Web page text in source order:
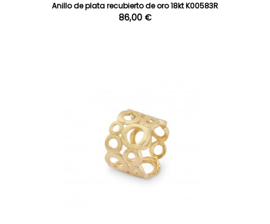
Anillo de plata recubierto de oro 18kt K00583R
86,00 €